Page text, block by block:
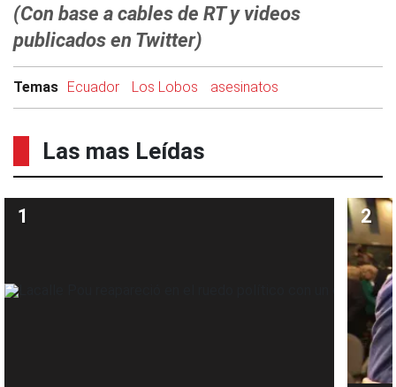
(Con base a cables de RT y videos
publicados en Twitter)
Temas Ecuador Los Lobos asesinatos
Las mas Leídas